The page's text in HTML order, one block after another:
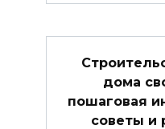
дома
пошаговая
советы и